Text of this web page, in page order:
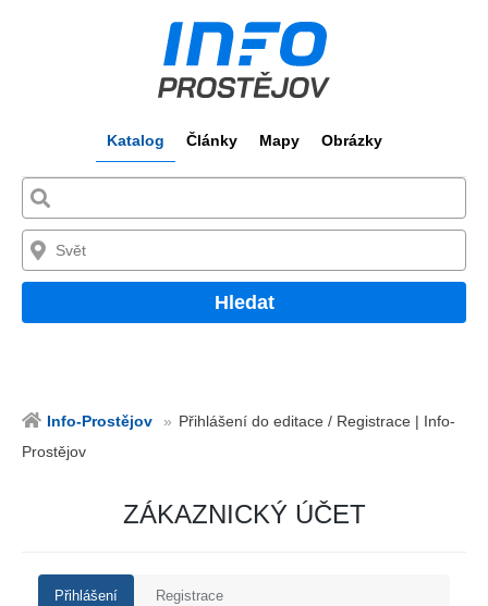
Katalog Články Mapy Obrázky
Hledat
Info-Prostějov
Přihlášení do editace / Registrace | Info-
Prostějov
ZÁKAZNICKÝ ÚČET
Přihlášení Registrace